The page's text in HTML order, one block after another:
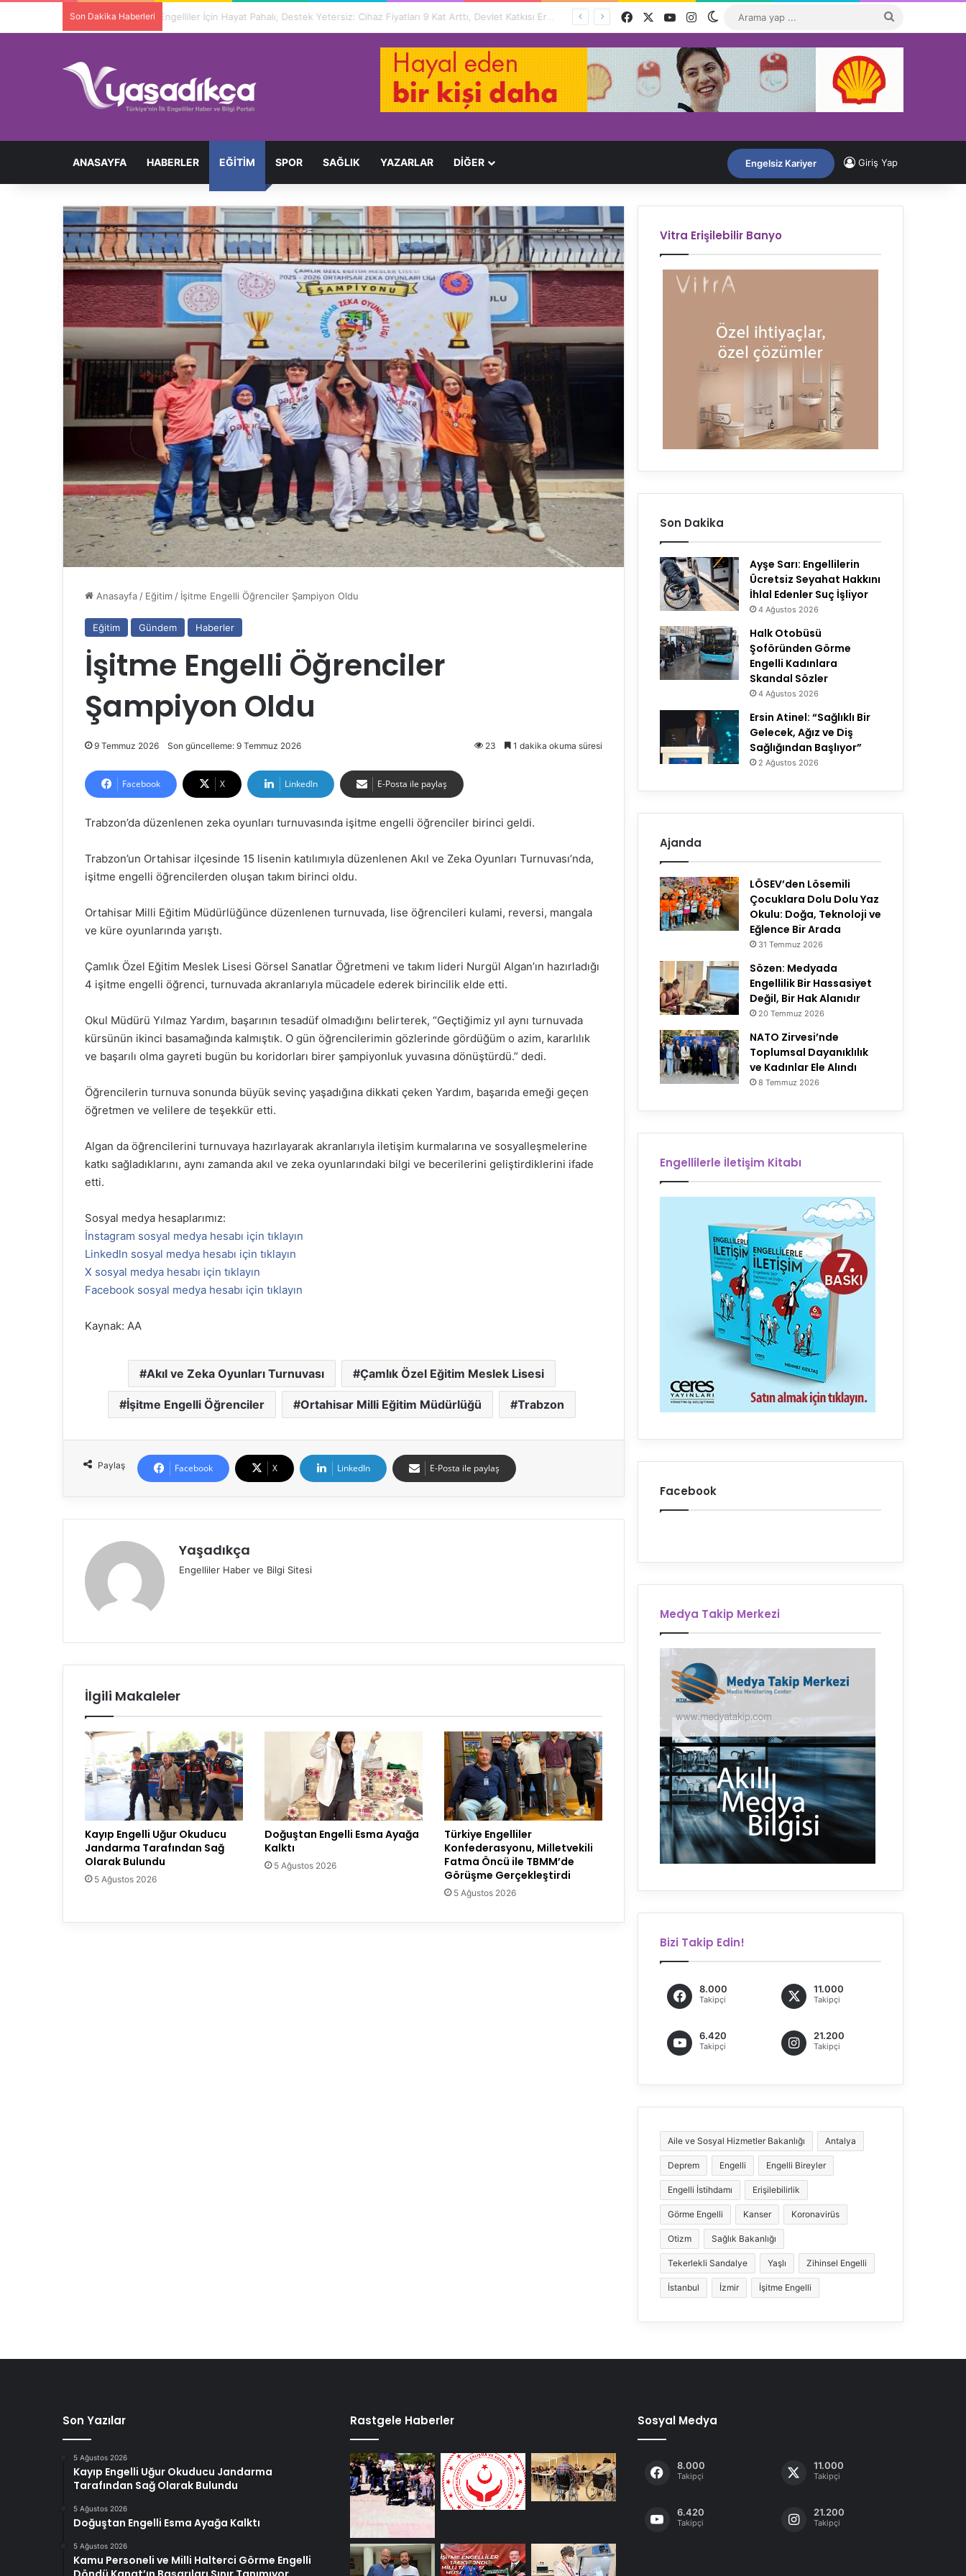
Son Dakika Haberleri Facebook YouTubeInstagramDış görünümü değiştir
...
ANASAYFA HABERLER EĞITIM SPOR SAĞLIK YAZARLAR DİĞER Engelsiz Kariyer Giriş Yap
Anasayfa / Eğitim / İşitme Engelli Öğrenciler Şampiyon Oldu
Eğitim Gündem Haberler
İşitme Engelli Öğrenciler
Şampiyon Oldu
9 Temmuz 2026 Son güncelleme: 9 Temmuz 2026 23 1 dakika okuma süresi
Facebook X LinkedIn E-Posta ile paylaş
Trabzon’da düzenlenen zeka oyunları turnuvasında işitme engelli öğrenciler birinci geldi.
Trabzon’un Ortahisar ilçesinde 15 lisenin katılımıyla düzenlenen Akıl ve Zeka Oyunları Turnuvası’nda,
işitme engelli öğrencilerden oluşan takım birinci oldu.
Ortahisar Milli Eğitim Müdürlüğünce düzenlenen turnuvada, lise öğrencileri kulami, reversi, mangala
ve küre oyunlarında yarıştı.
Çamlık Özel Eğitim Meslek Lisesi Görsel Sanatlar Öğretmeni ve takım lideri Nurgül Algan’ın hazırladığı
4 işitme engelli öğrenci, turnuvada akranlarıyla mücadele ederek birincilik elde etti.
Okul Müdürü Yılmaz Yardım, başarının tesadüf olmadığını belirterek, “Geçtiğimiz yıl aynı turnuvada
kürsünün ikinci basamağında kalmıştık. O gün öğrencilerimin gözlerinde gördüğüm o azim, kararlılık
ve başarılı olma gayreti bugün bu koridorları birer şampiyonluk yuvasına dönüştürdü.” dedi.
Öğrencilerin turnuva sonunda büyük sevinç yaşadığına dikkati çeken Yardım, başarıda emeği geçen
öğretmen ve velilere de teşekkür etti.
Algan da öğrencilerini turnuvaya hazırlayarak akranlarıyla iletişim kurmalarına ve sosyalleşmelerine
katkı sağladıklarını, aynı zamanda akıl ve zeka oyunlarındaki bilgi ve becerilerini geliştirdiklerini ifade
etti.
Sosyal medya hesaplarımız:
İnstagram sosyal medya hesabı için tıklayın
Linkedln sosyal medya hesabı için tıklayın
X sosyal medya hesabı için tıklayın
Facebook sosyal medya hesabı için tıklayın
Kaynak: AA
Akıl ve Zeka Oyunları Turnuvası Çamlık Özel Eğitim Meslek Lisesi
İşitme Engelli Öğrenciler Ortahisar Milli Eğitim Müdürlüğü Trabzon
Paylaş Facebook X LinkedIn E-Posta ile paylaş
Yaşadıkça
Engelliler Haber ve Bilgi Sitesi
İlgili Makaleler
Kayıp Engelli Uğur Okuducu
Jandarma Tarafından Sağ
Olarak Bulundu
5 Ağustos 2026
Doğuştan Engelli Esma Ayağa
Kalktı
5 Ağustos 2026
Türkiye Engelliler
Konfederasyonu, Milletvekili
Fatma Öncü ile TBMM’de
Görüşme Gerçekleştirdi
5 Ağustos 2026
Vitra Erişilebilir Banyo
Son Dakika
Ayşe Sarı: Engellilerin
Ücretsiz Seyahat Hakkını
İhlal Edenler Suç İşliyor
4 Ağustos 2026
Halk Otobüsü
Şoföründen Görme
Engelli Kadınlara
Skandal Sözler
4 Ağustos 2026
Ersin Atinel: “Sağlıklı Bir
Gelecek, Ağız ve Diş
Sağlığından Başlıyor”
2 Ağustos 2026
Ajanda
LÖSEV’den Lösemili
Çocuklara Dolu Dolu Yaz
Okulu: Doğa, Teknoloji ve
Eğlence Bir Arada
31 Temmuz 2026
Sözen: Medyada
Engellilik Bir Hassasiyet
Değil, Bir Hak Alanıdır
20 Temmuz 2026
NATO Zirvesi’nde
Toplumsal Dayanıklılık
ve Kadınlar Ele Alındı
8 Temmuz 2026
Engellilerle İletişim Kitabı
Facebook
Medya Takip Merkezi
Bizi Takip Edin!
8.000
Takipçi
11.000
Takipçi
6.420
Takipçi
21.200
Takipçi
Aile ve Sosyal Hizmetler Bakanlığı Antalya
Deprem Engelli Engelli Bireyler
Engelli İstihdamı Erişilebilirlik
Görme Engelli Kanser Koronavirüs
Otizm Sağlık Bakanlığı
Tekerlekli Sandalye Yaşlı Zihinsel Engelli
İstanbul İzmir İşitme Engelli
Son Yazılar
5 Ağustos 2026
Kayıp Engelli Uğur Okuducu Jandarma
Tarafından Sağ Olarak Bulundu
5 Ağustos 2026
Doğuştan Engelli Esma Ayağa Kalktı
5 Ağustos 2026
Kamu Personeli ve Milli Halterci Görme Engelli
Rastgele Haberler Sosyal Medya
8.000
Takipçi
11.000
Takipçi
6.420
Takipçi
21.200
Takipçi